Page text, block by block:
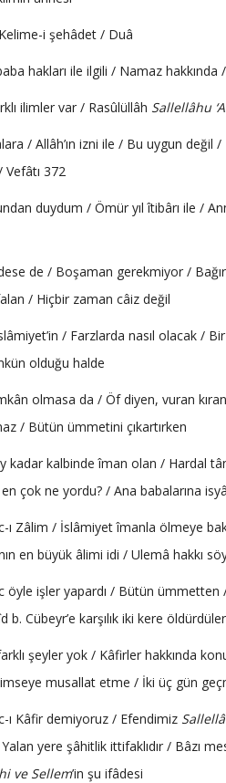
i şehâdet / Duâ
hakları ile ilgili / Namaz
ilimler var / Rasûlüllâh Sallellâhu
/ Allâh’ın izni ile / Bu uygun değil
372
duydum / Ömür yıl îtibârı ile /
de / Boşaman gerekmiyor /
/ Hiçbir zaman câiz değil
/ Farzlarda nasıl olacak /
olduğu halde
olmasa da / Öf diyen, vuran
/ Bütün ümmetini çıkartırken
kadar kalbinde îman olan / Hardal
en çok ne yordu? / Ana babalarına
ı Zâlim / İslâmiyet îmanla ölmeye
en büyük âlimi idi / Ulemâ hakkı
öyle işler yapardı / Bütün
b. Cübeyr’e karşılık iki kere öldürdüler
şeyler yok / Kâfirler hakkında
musallat etme / İki üç gün
ı Kâfir demiyoruz / Efendimiz
yere şâhitlik ittifaklıdır / Bâzı
ve Sellem’in şu ifâdesi